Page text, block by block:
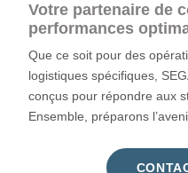
Votre partenaire de
performances
Que ce soit pour des
logistiques spécifiques,
conçus pour répondre aux
Ensemble, préparons